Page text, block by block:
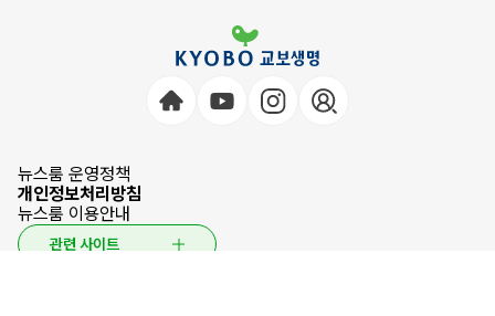
뉴스룸 운영정책
개인정보처리방침
뉴스룸 이용안내
관련 사이트